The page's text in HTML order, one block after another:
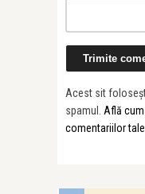
Acest sit
spamul. Află
comentariilor tale